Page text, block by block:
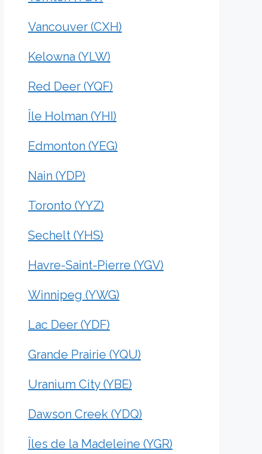
Vancouver (CXH)
Kelowna (YLW)
Red Deer (YQF)
Île Holman (YHI)
Edmonton (YEG)
Nain (YDP)
Toronto (YYZ)
Sechelt (YHS)
Havre-Saint-Pierre (YGV)
Winnipeg (YWG)
Lac Deer (YDF)
Grande Prairie (YQU)
Uranium City (YBE)
Dawson Creek (YDQ)
Îles de la Madeleine (YGR)